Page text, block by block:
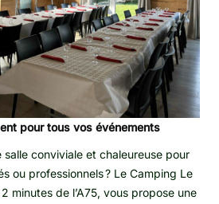
pour tous vos événements
salle conviviale et chaleureuse pour
ou professionnels ? Le Camping Le
minutes de l’A75, vous propose une